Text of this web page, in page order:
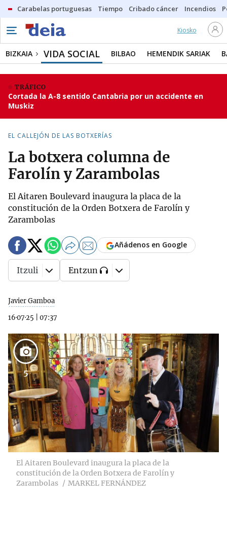
Carabelas portuguesas Tiempo Cribado cáncer Incendios
Kiosko
BIZKAIA VIDA SOCIAL BILBAO HEMENDIK SARIAK
TRÁFICO
Cortada la A-8 sentido Cantabria por un accidente en
Muskiz
EL CALLEJÓN DE LAS BOTXERÍAS
La botxera columna de
Farolín y Zarambolas
El Aitaren Boulevard inaugura la placa de la
constitución de la Orden Botxera de Farolín y
Zarambolas
Javier Gamboa
16·07·25
07:37
Añádenos en Google
Itzuli Entzun
5
El Aitaren Boulevard inaugura la placa de la
constitución de la Orden Botxera de Farolín y
Zarambolas
MARKEL FERNÁNDEZ